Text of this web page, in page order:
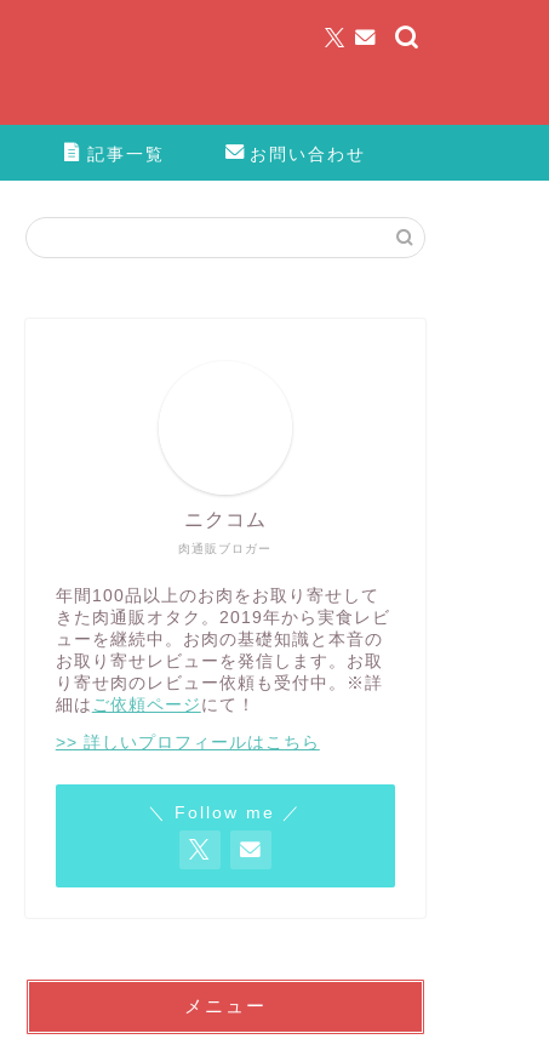
記事一覧 お問い合わせ
肉通販ブロガー
ニクコム
年間100品以上のお肉をお取り寄せして
きた肉通販オタク。2019年から実食レビ
ューを継続中。お肉の基礎知識と本音の
お取り寄せレビューを発信します。お取
り寄せ肉のレビュー依頼も受付中。※詳
細は ご依頼ページ にて！
>> 詳しいプロフィールはこちら
＼ Follow me ／
メニュー